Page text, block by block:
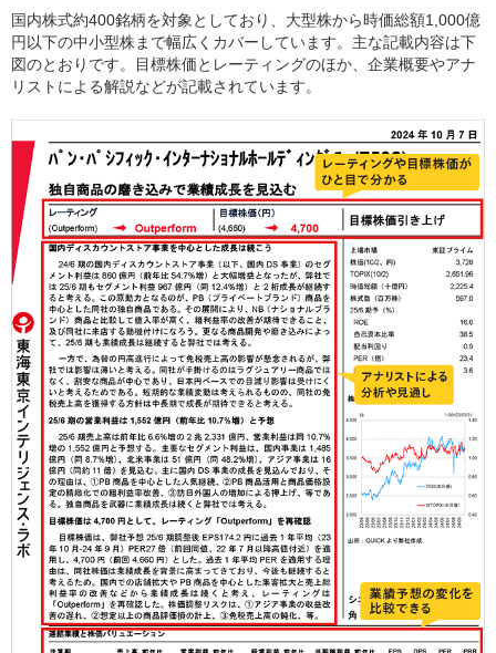
国内株式約400銘柄を対象としており、大型株から時価総額1,000億
円以下の中小型株まで幅広くカバーしています。主な記載内容は下
図のとおりです。目標株価とレーティングのほか、企業概要やアナ
リストによる解説などが記載されています。